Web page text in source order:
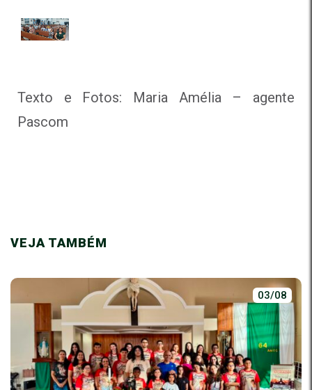
Texto e Fotos: Maria Amélia – agente
Pascom
VEJA TAMBÉM
03/08